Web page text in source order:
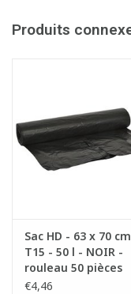
Produits
Sac HD - 63 x 70
T15 - 50 l - NOIR -
rouleau 50 pièces
€4,46